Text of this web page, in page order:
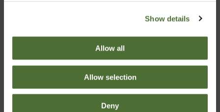
Show details
Allow all
Allow selection
Deny